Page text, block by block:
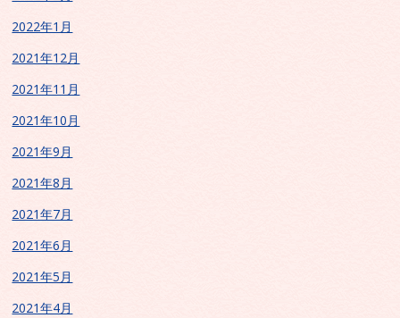
2022年1月
2021年12月
2021年11月
2021年10月
2021年9月
2021年8月
2021年7月
2021年6月
2021年5月
2021年4月